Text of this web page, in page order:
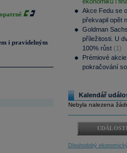
i pravidelným
Akce Fedu se
překvapil opět
Goldman
příležitosti. U
100% růst (1)
Prémiové
pokračování
Kalendář
Nebyla nalezena
Dlouhodobý